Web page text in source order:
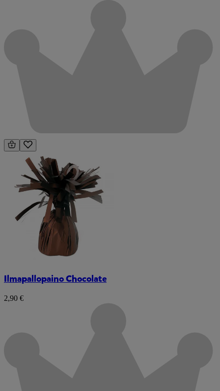
Ilmapallopaino Chocolate
2,90 €